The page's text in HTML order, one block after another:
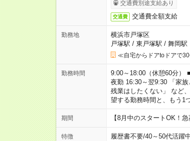
交通費別途支給あり
交通費 交通費全額支給
勤務地
横浜市戸塚区
戸塚駅 / 東戸塚駅 / 舞岡駅
≪自宅からドアtoドアで
勤務時間
9:00～18:00（休憩60分）
夜勤 16:30～翌9:30 「家
残業はしたくない」 など
望する勤務時間と、もう1
期間 【8月中のスタートOK！
特徴 履歴書不要/40～50代活躍